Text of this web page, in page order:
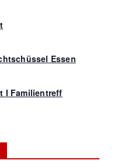
Essen
I Familientreff